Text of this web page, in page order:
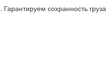
сохранность груза